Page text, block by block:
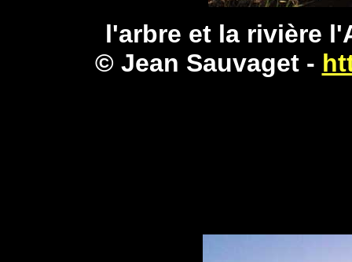
l'arbre et la rivière
© Jean Sauvaget -